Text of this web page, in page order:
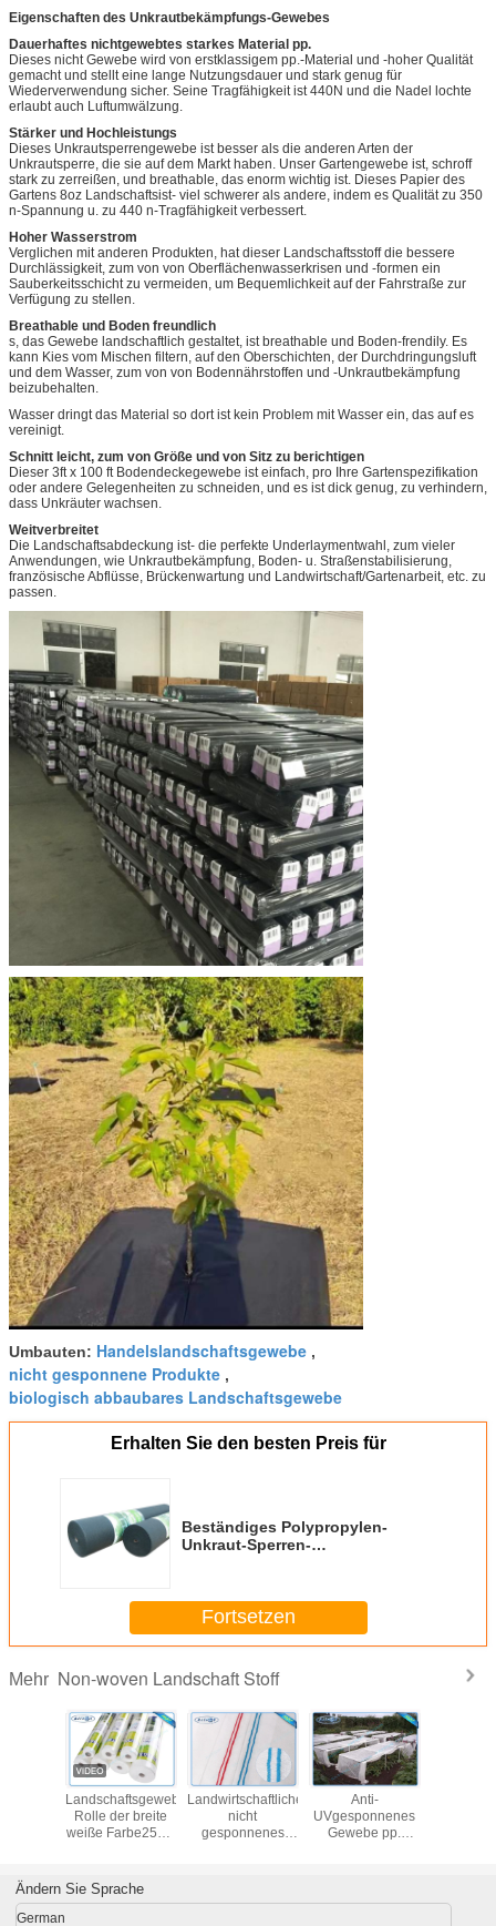
Eigenschaften des Unkrautbekämpfungs-Gewebes
Dauerhaftes nichtgewebtes starkes Material pp.
Dieses nicht Gewebe wird von erstklassigem pp.-Material und -hoher Qualität
gemacht und stellt eine lange Nutzungsdauer und stark genug für
Wiederverwendung sicher. Seine Tragfähigkeit ist 440N und die Nadel lochte
erlaubt auch Luftumwälzung.
Stärker und Hochleistungs
Dieses Unkrautsperrengewebe ist besser als die anderen Arten der
Unkrautsperre, die sie auf dem Markt haben. Unser Gartengewebe ist, schroff
stark zu zerreißen, und breathable, das enorm wichtig ist. Dieses Papier des
Gartens 8oz Landschaftsist- viel schwerer als andere, indem es Qualität zu 350
n-Spannung u. zu 440 n-Tragfähigkeit verbessert.
Hoher Wasserstrom
Verglichen mit anderen Produkten, hat dieser Landschaftsstoff die bessere
Durchlässigkeit, zum von von Oberflächenwasserkrisen und -formen ein
Sauberkeitsschicht zu vermeiden, um Bequemlichkeit auf der Fahrstraße zur
Verfügung zu stellen.
Breathable und Boden freundlich
s, das Gewebe landschaftlich gestaltet, ist breathable und Boden-frendily. Es
kann Kies vom Mischen filtern, auf den Oberschichten, der Durchdringungsluft
und dem Wasser, zum von von Bodennährstoffen und -Unkrautbekämpfung
beizubehalten.
Wasser dringt das Material so dort ist kein Problem mit Wasser ein, das auf es
vereinigt.
Schnitt leicht, zum von Größe und von Sitz zu berichtigen
Dieser 3ft x 100 ft Bodendeckegewebe ist einfach, pro Ihre Gartenspezifikation
oder andere Gelegenheiten zu schneiden, und es ist dick genug, zu verhindern,
dass Unkräuter wachsen.
Weitverbreitet
Die Landschaftsabdeckung ist- die perfekte Underlaymentwahl, zum vieler
Anwendungen, wie Unkrautbekämpfung, Boden- u. Straßenstabilisierung,
französische Abflüsse, Brückenwartung und Landwirtschaft/Gartenarbeit, etc. zu
passen.
Umbauten: Handelslandschaftsgewebe ,
nicht gesponnene Produkte ,
biologisch abbaubares Landschaftsgewebe
Erhalten Sie den besten Preis für
Beständiges Polypropylen-
Unkraut-Sperren-
50gr 150gr
Fortsetzen
Mehr Non-woven Landschaft Stoff
des
Sesams
Landschaftsgewebe-
Rolle der breite
weiße Farbe25mtr
das schützende
Betriebsfalten
Landwirtschaftliches
nicht
gesponnenes
und
Anti-
UVgesponnenes
Gewebe pp.
Pflanzenkleid
Ändern Sie Sprache
German